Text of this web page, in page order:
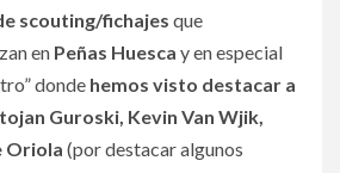
scouting/fichajes que
en Peñas Huesca y en especial
donde hemos visto destacar a
Guroski, Kevin Van Wjik,
Oriola (por destacar algunos